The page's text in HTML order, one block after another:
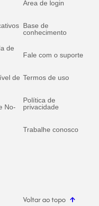
de
de
No-
Área de login
Base de
conhecimento
Fale com o suporte
Termos de uso
Política de
privacidade
Trabalhe conosco
Voltar ao topo